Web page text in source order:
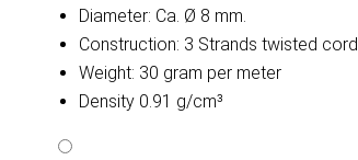
Diameter: Ca. Ø 8 mm.
Construction: 3 Strands twisted cord
Weight: 30 gram per meter
Density 0.91 g/cm³